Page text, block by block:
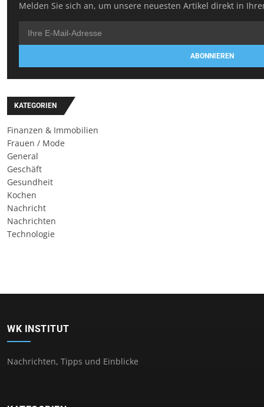
Melden Sie sich an, um unsere neuesten Artikel direkt in
ABONNIEREN
KATEGORIEN
Finanzen & Immobilien
Frauen / Mode
General
Geschäft
Gesundheit
Kochen
Nachricht
Nachrichten
Technologie
WK INSTITUT
Nachrichten, Tipps und Einblicke